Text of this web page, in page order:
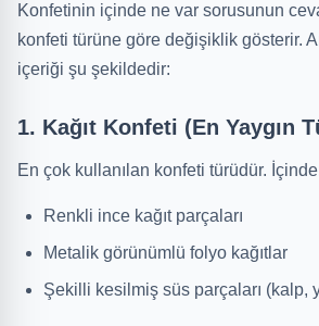
Konfetinin içinde ne var sorusunun
konfeti türüne göre değişiklik gösterir.
içeriği şu şekildedir:
1. Kağıt Konfeti (En Yaygın
En çok kullanılan konfeti türüdür.
Renkli ince kağıt parçaları
Metalik görünümlü folyo kağıtlar
Şekilli kesilmiş süs parçaları (kalp,